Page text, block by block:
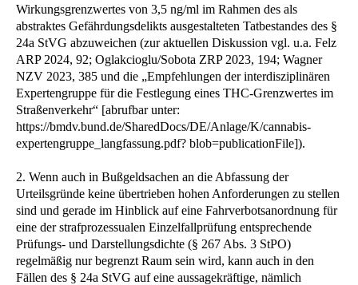
Wirkungsgrenzwertes von 3,5 ng/ml im Rahmen des als
abstraktes Gefährdungsdelikts ausgestalteten Tatbestandes des §
24a StVG abzuweichen (zur aktuellen Diskussion vgl. u.a. Felz
ARP 2024, 92; Oglakcioglu/Sobota ZRP 2023, 194; Wagner
NZV 2023, 385 und die „Empfehlungen der interdisziplinären
Expertengruppe für die Festlegung eines THC-Grenzwertes im
Straßenverkehr“ [abrufbar unter:
https://bmdv.bund.de/SharedDocs/DE/Anlage/K/cannabis-
expertengruppe_langfassung.pdf? blob=publicationFile]).
2. Wenn auch in Bußgeldsachen an die Abfassung der
Urteilsgründe keine übertrieben hohen Anforderungen zu stellen
sind und gerade im Hinblick auf eine Fahrverbotsanordnung für
eine der strafprozessualen Einzelfallprüfung entsprechende
Prüfungs- und Darstellungsdichte (§ 267 Abs. 3 StPO)
regelmäßig nur begrenzt Raum sein wird, kann auch in den
Fällen des § 24a StVG auf eine aussagekräftige, nämlich